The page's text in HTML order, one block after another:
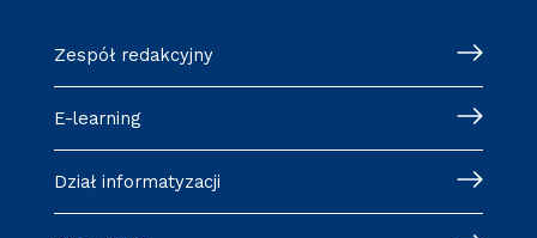
Zespół redakcyjny
E-learning
Dział informatyzacji